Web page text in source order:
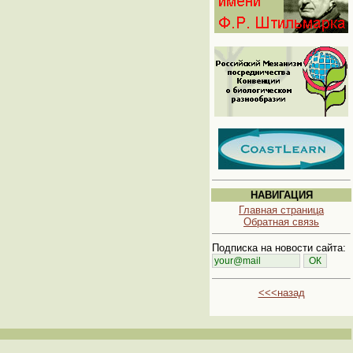
НАВИГАЦИЯ
Главная страница
Обратная связь
Подписка на новости сайта:
<<<назад